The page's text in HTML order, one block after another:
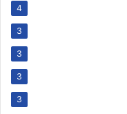
4
3
3
3
3